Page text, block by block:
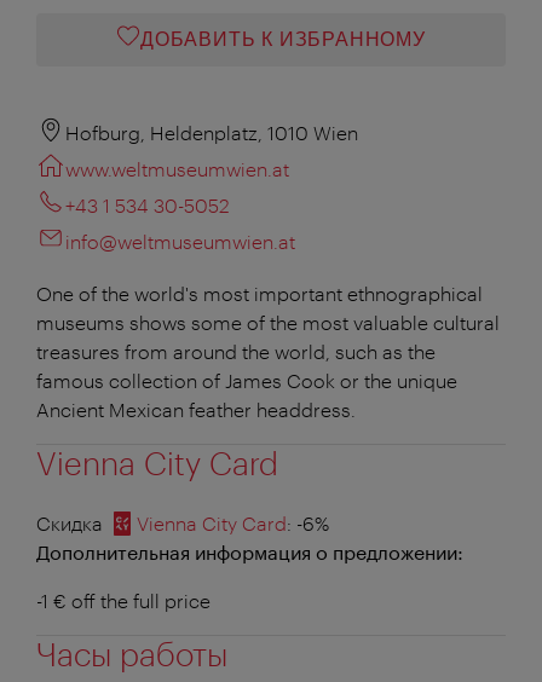
ДОБАВИТЬ К ИЗБРАННОМУ
Hofburg, Heldenplatz, 1010 Wien
www.weltmuseumwien.at
+43 1 534 30-5052
info@weltmuseumwien.at
One of the world's most important ethnographical
museums shows some of the most valuable cultural
treasures from around the world, such as the
famous collection of James Cook or the unique
Ancient Mexican feather headdress.
Vienna City Card
Скидка Vienna City Card: -6%
Дополнительная информация о предложении:
-1 € off the full price
Часы работы